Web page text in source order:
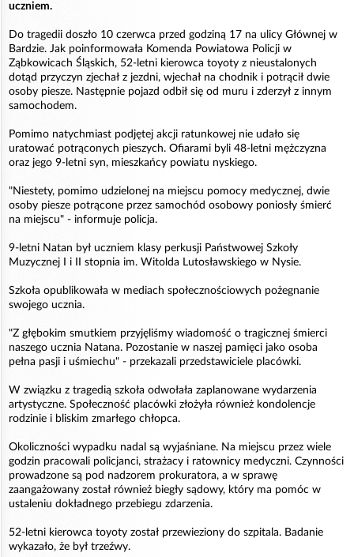
uczniem.
Do tragedii doszło 10 czerwca przed godziną 17 na ulicy Głównej w
Bardzie. Jak poinformowała Komenda Powiatowa Policji w
Ząbkowicach Śląskich, 52-letni kierowca toyoty z nieustalonych
dotąd przyczyn zjechał z jezdni, wjechał na chodnik i potrącił dwie
osoby piesze. Następnie pojazd odbił się od muru i zderzył z innym
samochodem.
Pomimo natychmiast podjętej akcji ratunkowej nie udało się
uratować potrąconych pieszych. Ofiarami byli 48-letni mężczyzna
oraz jego 9-letni syn, mieszkańcy powiatu nyskiego.
"Niestety, pomimo udzielonej na miejscu pomocy medycznej, dwie
osoby piesze potrącone przez samochód osobowy poniosły śmierć
na miejscu" - informuje policja.
9-letni Natan był uczniem klasy perkusji Państwowej Szkoły
Muzycznej I i II stopnia im. Witolda Lutosławskiego w Nysie.
Szkoła opublikowała w mediach społecznościowych pożegnanie
swojego ucznia.
"Z głębokim smutkiem przyjęliśmy wiadomość o tragicznej śmierci
naszego ucznia Natana. Pozostanie w naszej pamięci jako osoba
pełna pasji i uśmiechu" - przekazali przedstawiciele placówki.
W związku z tragedią szkoła odwołała zaplanowane wydarzenia
artystyczne. Społeczność placówki złożyła również kondolencje
rodzinie i bliskim zmarłego chłopca.
Okoliczności wypadku nadal są wyjaśniane. Na miejscu przez wiele
godzin pracowali policjanci, strażacy i ratownicy medyczni. Czynności
prowadzone są pod nadzorem prokuratora, a w sprawę
zaangażowany został również biegły sądowy, który ma pomóc w
ustaleniu dokładnego przebiegu zdarzenia.
52-letni kierowca toyoty został przewieziony do szpitala. Badanie
wykazało, że był trzeźwy.